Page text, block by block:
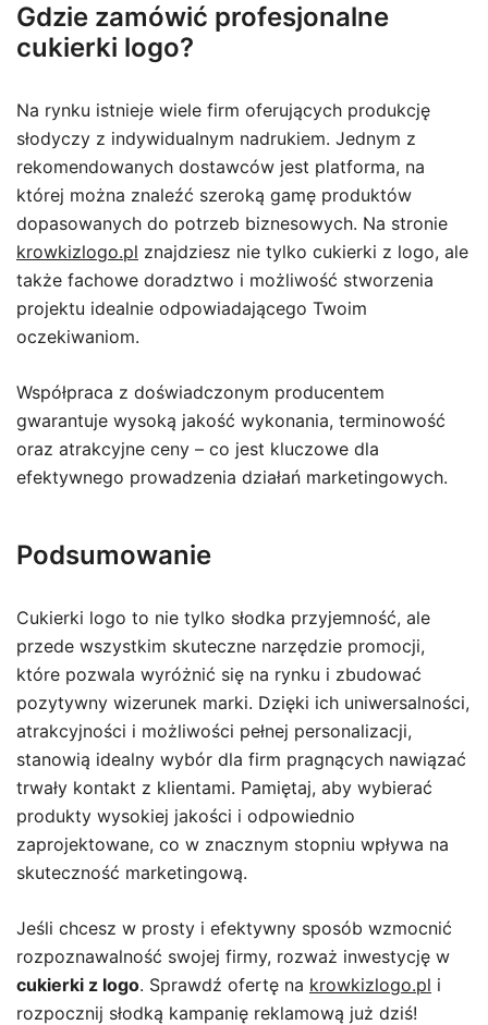
Gdzie zamówić profesjonalne
cukierki logo?
Na rynku istnieje wiele firm oferujących produkcję
słodyczy z indywidualnym nadrukiem. Jednym z
rekomendowanych dostawców jest platforma, na
której można znaleźć szeroką gamę produktów
dopasowanych do potrzeb biznesowych. Na stronie
krowkizlogo.pl znajdziesz nie tylko cukierki z logo, ale
także fachowe doradztwo i możliwość stworzenia
projektu idealnie odpowiadającego Twoim
oczekiwaniom.
Współpraca z doświadczonym producentem
gwarantuje wysoką jakość wykonania, terminowość
oraz atrakcyjne ceny – co jest kluczowe dla
efektywnego prowadzenia działań marketingowych.
Podsumowanie
Cukierki logo to nie tylko słodka przyjemność, ale
przede wszystkim skuteczne narzędzie promocji,
które pozwala wyróżnić się na rynku i zbudować
pozytywny wizerunek marki. Dzięki ich uniwersalności,
atrakcyjności i możliwości pełnej personalizacji,
stanowią idealny wybór dla firm pragnących nawiązać
trwały kontakt z klientami. Pamiętaj, aby wybierać
produkty wysokiej jakości i odpowiednio
zaprojektowane, co w znacznym stopniu wpływa na
skuteczność marketingową.
Jeśli chcesz w prosty i efektywny sposób wzmocnić
rozpoznawalność swojej firmy, rozważ inwestycję w
cukierki z logo. Sprawdź ofertę na krowkizlogo.pl i
rozpocznij słodką kampanię reklamową już dziś!